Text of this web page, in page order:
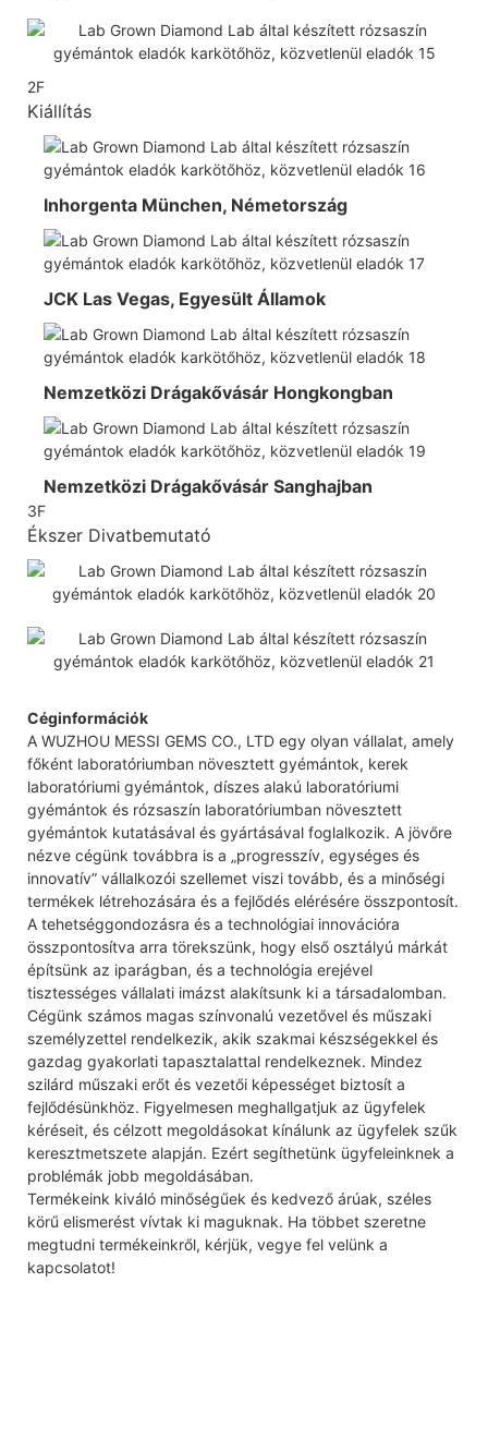
2F
Kiállítás
Inhorgenta München, Németország
JCK Las Vegas, Egyesült Államok
Nemzetközi Drágakővásár Hongkongban
Nemzetközi Drágakővásár Sanghajban
3F
Ékszer Divatbemutató
Céginformációk
A WUZHOU MESSI GEMS CO., LTD egy olyan vállalat, amely
főként laboratóriumban növesztett gyémántok, kerek
laboratóriumi gyémántok, díszes alakú laboratóriumi
gyémántok és rózsaszín laboratóriumban növesztett
gyémántok kutatásával és gyártásával foglalkozik. A jövőre
nézve cégünk továbbra is a „progresszív, egységes és
innovatív” vállalkozói szellemet viszi tovább, és a minőségi
termékek létrehozására és a fejlődés elérésére összpontosít.
A tehetséggondozásra és a technológiai innovációra
összpontosítva arra törekszünk, hogy első osztályú márkát
építsünk az iparágban, és a technológia erejével
tisztességes vállalati imázst alakítsunk ki a társadalomban.
Cégünk számos magas színvonalú vezetővel és műszaki
személyzettel rendelkezik, akik szakmai készségekkel és
gazdag gyakorlati tapasztalattal rendelkeznek. Mindez
szilárd műszaki erőt és vezetői képességet biztosít a
fejlődésünkhöz. Figyelmesen meghallgatjuk az ügyfelek
kéréseit, és célzott megoldásokat kínálunk az ügyfelek szűk
keresztmetszete alapján. Ezért segíthetünk ügyfeleinknek a
problémák jobb megoldásában.
Termékeink kiváló minőségűek és kedvező árúak, széles
körű elismerést vívtak ki maguknak. Ha többet szeretne
megtudni termékeinkről, kérjük, vegye fel velünk a
kapcsolatot!